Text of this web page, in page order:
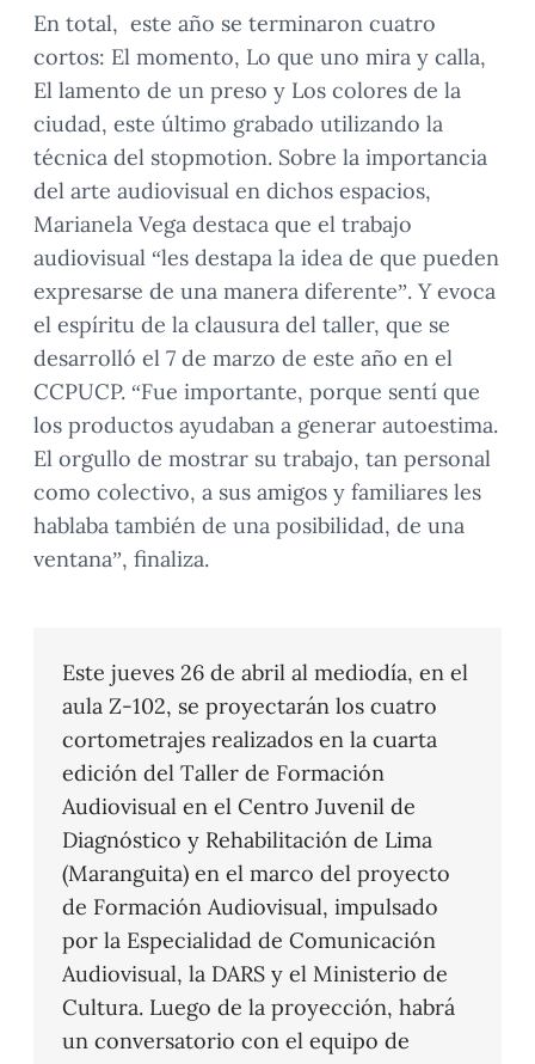
En total, este año se terminaron cuatro
cortos: El momento, Lo que uno mira y calla,
El lamento de un preso y Los colores de la
ciudad, este último grabado utilizando la
técnica del stopmotion. Sobre la importancia
del arte audiovisual en dichos espacios,
Marianela Vega destaca que el trabajo
audiovisual “les destapa la idea de que pueden
expresarse de una manera diferente”. Y evoca
el espíritu de la clausura del taller, que se
desarrolló el 7 de marzo de este año en el
CCPUCP. “Fue importante, porque sentí que
los productos ayudaban a generar autoestima.
El orgullo de mostrar su trabajo, tan personal
como colectivo, a sus amigos y familiares les
hablaba también de una posibilidad, de una
ventana”, finaliza.
Este jueves 26 de abril al mediodía, en el
aula Z-102, se proyectarán los cuatro
cortometrajes realizados en la cuarta
edición del Taller de Formación
Audiovisual en el Centro Juvenil de
Diagnóstico y Rehabilitación de Lima
(Maranguita) en el marco del proyecto
de Formación Audiovisual, impulsado
por la Especialidad de Comunicación
Audiovisual, la DARS y el Ministerio de
Cultura. Luego de la proyección, habrá
un conversatorio con el equipo de